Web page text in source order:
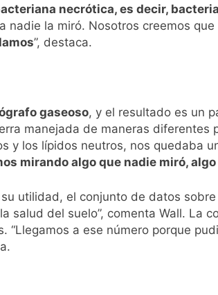
necrótica, es decir,
nadie la miró. Nosotros creemos
”, destaca.
gaseoso, y el resultado es un
manejada de maneras
y los lípidos neutros, nos quedaba
mirando algo que nadie miró,
utilidad, el conjunto de datos
salud del suelo”, comenta Wall. La
a ese número porque